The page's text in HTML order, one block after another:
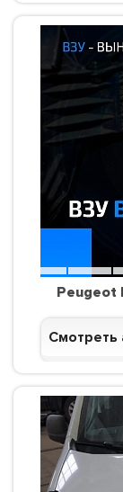
Peugeot
Смотреть